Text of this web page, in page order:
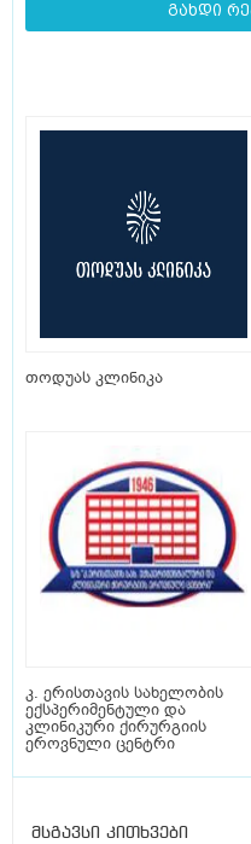
გახდი
თოდუას კლინიკა
კ. ერისთავის სახელობის
ექსპერიმენტული და
კლინიკური ქირურგიის
ეროვნული ცენტრი
მსგავსი კითხვები